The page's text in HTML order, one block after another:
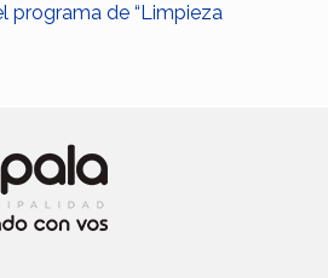
programa de “Limpieza